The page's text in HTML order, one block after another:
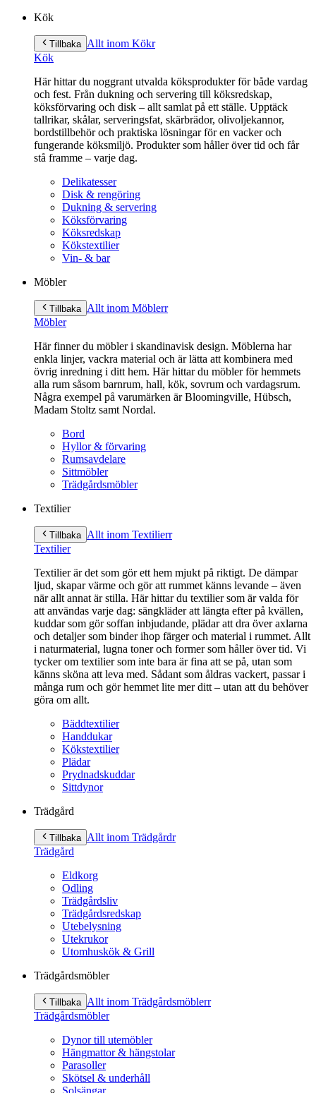
Kök
Tillbaka Allt inom Kökr
Kök
Här hittar du noggrant utvalda köksprodukter för både vardag
och fest. Från dukning och servering till köksredskap,
köksförvaring och disk – allt samlat på ett ställe. Upptäck
tallrikar, skålar, serveringsfat, skärbrädor, olivoljekannor,
bordstillbehör och praktiska lösningar för en vacker och
fungerande köksmiljö. Produkter som håller över tid och får
stå framme – varje dag.
Delikatesser
Disk & rengöring
Dukning & servering
Köksförvaring
Köksredskap
Kökstextilier
Vin- & bar
Möbler
Tillbaka Allt inom Möblerr
Möbler
Här finner du möbler i skandinavisk design. Möblerna har
enkla linjer, vackra material och är lätta att kombinera med
övrig inredning i ditt hem. Här hittar du möbler för hemmets
alla rum såsom barnrum, hall, kök, sovrum och vardagsrum.
Några exempel på varumärken är Bloomingville, Hübsch,
Madam Stoltz samt Nordal.
Bord
Hyllor & förvaring
Rumsavdelare
Sittmöbler
Trädgårdsmöbler
Textilier
Tillbaka Allt inom Textilierr
Textilier
Textilier är det som gör ett hem mjukt på riktigt. De dämpar
ljud, skapar värme och gör att rummet känns levande – även
när allt annat är stilla. Här hittar du textilier som är valda för
att användas varje dag: sängkläder att längta efter på kvällen,
kuddar som gör soffan inbjudande, plädar att dra över axlarna
och detaljer som binder ihop färger och material i rummet. Allt
i naturmaterial, lugna toner och former som håller över tid. Vi
tycker om textilier som inte bara är fina att se på, utan som
känns sköna att leva med. Sådant som åldras vackert, passar i
många rum och gör hemmet lite mer ditt – utan att du behöver
göra om allt.
Bäddtextilier
Handdukar
Kökstextilier
Plädar
Prydnadskuddar
Sittdynor
Trädgård
Tillbaka Allt inom Trädgårdr
Trädgård
Eldkorg
Odling
Trädgårdsliv
Trädgårdsredskap
Utebelysning
Utekrukor
Utomhuskök & Grill
Trädgårdsmöbler
Tillbaka Allt inom Trädgårdsmöblerr
Trädgårdsmöbler
Dynor till utemöbler
Hängmattor & hängstolar
Parasoller
Skötsel & underhåll
Solsängar